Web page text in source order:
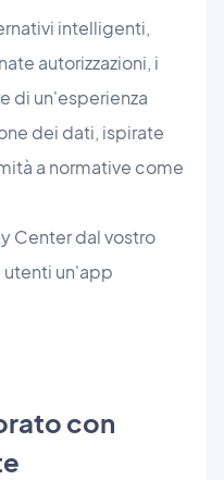
intelligenti,
autorizzazioni, i
di un'esperienza
dei dati, ispirate
a normative come
Center dal vostro
utenti un'app
con